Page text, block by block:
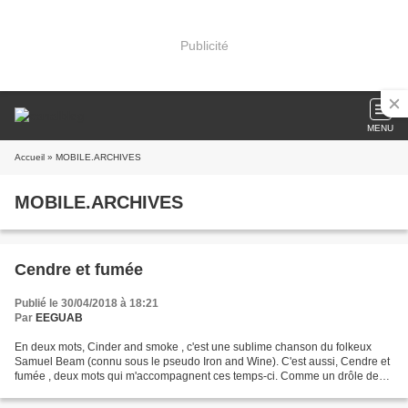
Publicité
MENU
Accueil » MOBILE.ARCHIVES
MOBILE.ARCHIVES
Cendre et fumée
Publié le 30/04/2018 à 18:21
Par EEGUAB
En deux mots, Cinder and smoke , c'est une sublime chanson du folkeux
Samuel Beam (connu sous le pseudo Iron and Wine). C'est aussi, Cendre et
fumée , deux mots qui m'accompagnent ces temps-ci. Comme un drôle de